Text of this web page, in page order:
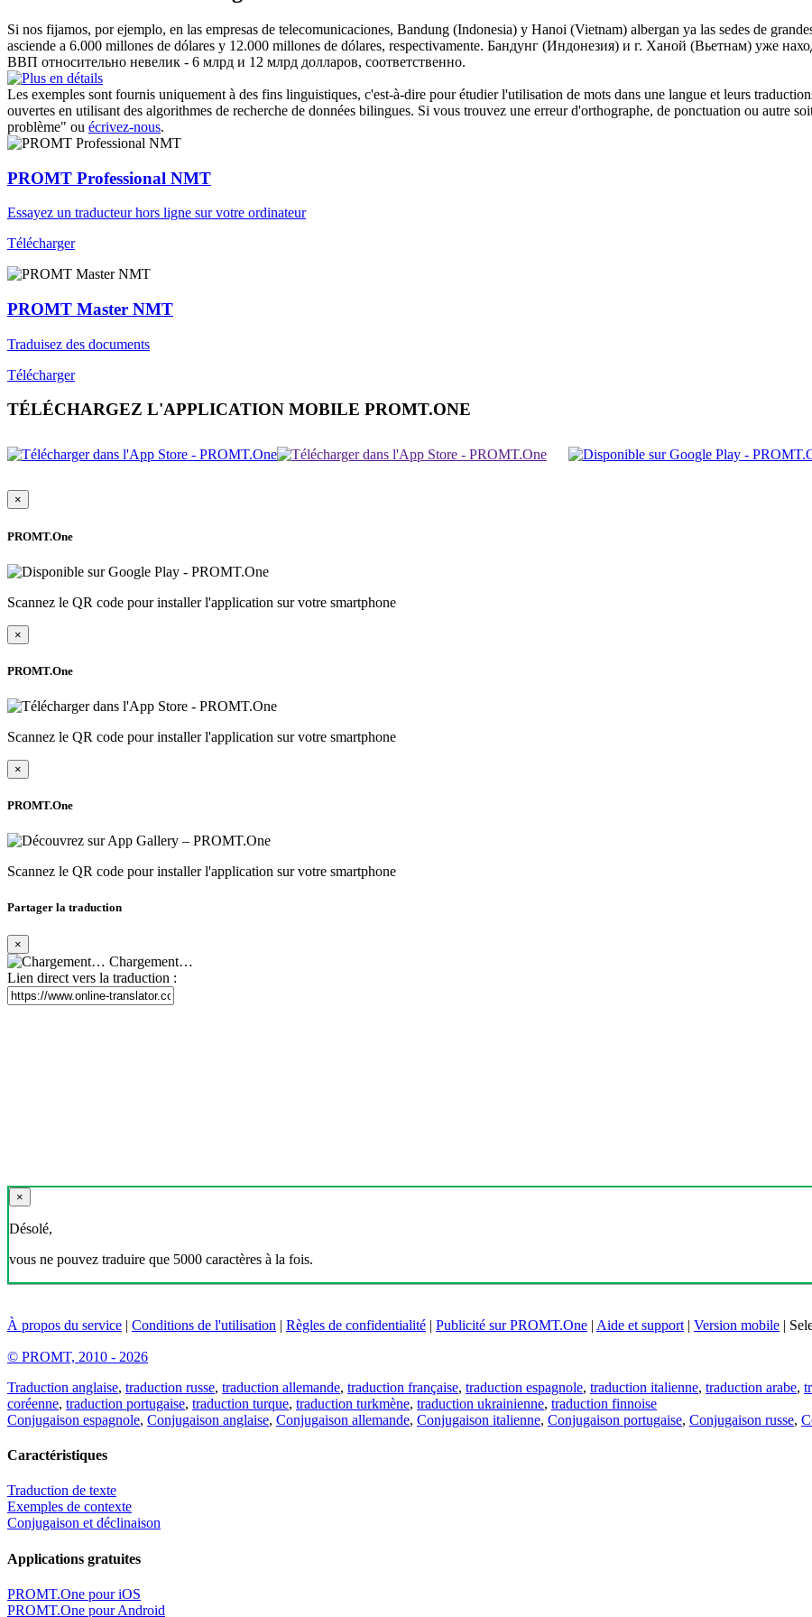
Si nos fijamos, por ejemplo, en las empresas de telecomunicaciones, Bandung (Indonesia) y Hanoi (Vietnam) albergan ya las sedes de
asciende a 6.000 millones de dólares y 12.000 millones de dólares, respectivamente. Бандунг (Индонезия) и г. Ханой (Вьетнам) уже
ВВП относительно невелик - 6 млрд и 12 млрд долларов, соответственно.
Les exemples sont fournis uniquement à des fins linguistiques, c'est-à-dire pour étudier l'utilisation de mots dans une langue et leurs
ouvertes en utilisant des algorithmes de recherche de données bilingues. Si vous trouvez une erreur d'orthographe, de ponctuation ou autre
problème" ou écrivez-nous.
PROMT Professional NMT
Essayez un traducteur hors ligne sur votre ordinateur
Télécharger
PROMT Master NMT
Traduisez des documents
Télécharger
TÉLÉCHARGEZ L'APPLICATION MOBILE PROMT.ONE
×
PROMT.One
Scannez le QR code pour installer l'application sur votre smartphone
×
PROMT.One
Scannez le QR code pour installer l'application sur votre smartphone
×
PROMT.One
Scannez le QR code pour installer l'application sur votre smartphone
Partager la traduction
×
Chargement…
Lien direct vers la traduction :
×
Désolé,
vous ne pouvez traduire que 5000 caractères à la fois.
À propos du service | Conditions de l'utilisation | Règles de confidentialité | Publicité sur PROMT.One | Aide et support | Version mobile |
© PROMT, 2010 - 2026
Traduction anglaise, traduction russe, traduction allemande, traduction française, traduction espagnole, traduction italienne, traduction arabe,
coréenne, traduction portugaise, traduction turque, traduction turkmène, traduction ukrainienne, traduction finnoise
Conjugaison espagnole, Conjugaison anglaise, Conjugaison allemande, Conjugaison italienne, Conjugaison portugaise, Conjugaison russe,
Caractéristiques
Traduction de texte
Exemples de contexte
Conjugaison et déclinaison
Applications gratuites
PROMT.One pour iOS
PROMT.One pour Android